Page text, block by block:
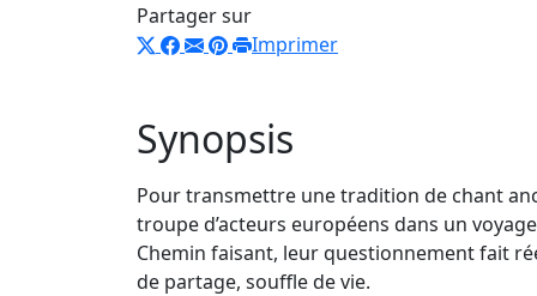
Partager sur
Imprimer
Synopsis
Pour transmettre une tradition de chant
troupe d’acteurs européens dans un
Chemin faisant, leur questionnement fait
de partage, souffle de vie.